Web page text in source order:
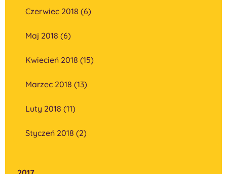
Czerwiec 2018 (6)
Maj 2018 (6)
Kwiecień 2018 (15)
Marzec 2018 (13)
Luty 2018 (11)
Styczeń 2018 (2)